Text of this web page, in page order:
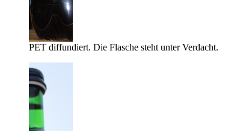
PET diffundiert. Die Flasche steht unter Verdacht.